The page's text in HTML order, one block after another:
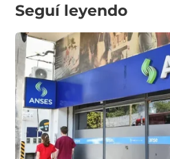
Seguí leyendo